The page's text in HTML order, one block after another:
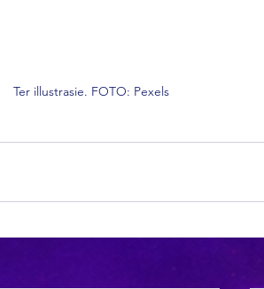
Ter illustrasie. FOTO: Pexels